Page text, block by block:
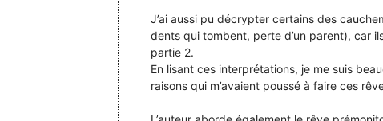
J’ai aussi pu décrypter certains des
dents qui tombent, perte d’un parent), car
partie 2.
En lisant ces interprétations, je me suis
raisons qui m’avaient poussé à faire ces